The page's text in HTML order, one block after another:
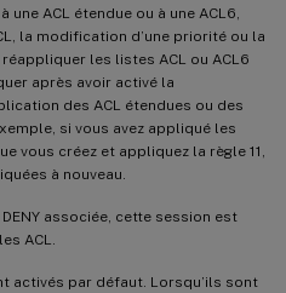
ACL étendue ou à une ACL6,
la modification d’une priorité ou la
les listes ACL ou ACL6
après avoir activé la
des ACL étendues ou des
si vous avez appliqué les
vous créez et appliquez la règle 11,
à nouveau.
associée, cette session est
ACL.
activés par défaut. Lorsqu’ils sont